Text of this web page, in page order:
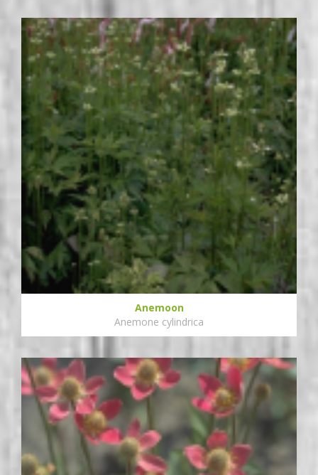
Anemoon
Anemone cylindrica